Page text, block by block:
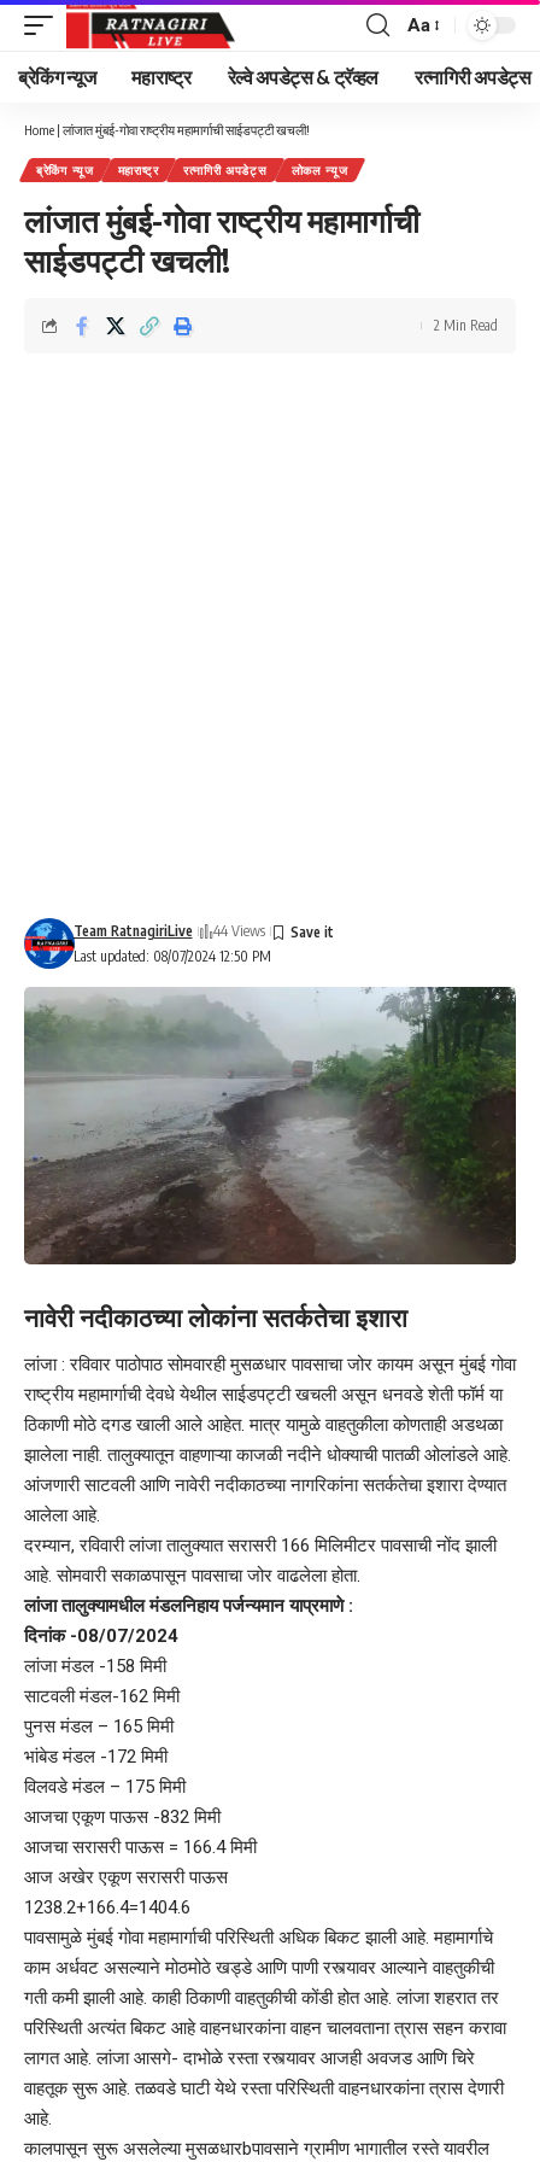
Font
Resizer
Aa
ब्रेकिंग न्यूज महाराष्ट्र रेल्वे अपडेट्स & ट्रॅव्हल रत्नागिरी अपडेट्स
Home | लांजात मुंबई-गोवा राष्ट्रीय महामार्गाची साईडपट्टी खचली!
ब्रेकिंग न्यूज महाराष्ट्र रत्नागिरी अपडेट्स लोकल न्यूज
लांजात मुंबई-गोवा राष्ट्रीय महामार्गाची
साईडपट्टी खचली!
Last updated: 08/07/2024 12:50 PM
Team RatnagiriLive 44 Views
2 Min Read
नावेरी नदीकाठच्या लोकांना सतर्कतेचा इशारा
लांजा : रविवार पाठोपाठ सोमवारही मुसळधार पावसाचा जोर कायम असून मुंबई गोवा
राष्ट्रीय महामार्गाची देवधे येथील साईडपट्टी खचली असून धनवडे शेती फॉर्म या
ठिकाणी मोठे दगड खाली आले आहेत. मात्र यामुळे वाहतुकीला कोणताही अडथळा
झालेला नाही. तालुक्यातून वाहणाऱ्या काजळी नदीने धोक्याची पातळी ओलांडले आहे.
आंजणारी साटवली आणि नावेरी नदीकाठच्या नागरिकांना सतर्कतेचा इशारा देण्यात
आलेला आहे.
दरम्यान, रविवारी लांजा तालुक्यात सरासरी 166 मिलिमीटर पावसाची नोंद झाली
आहे. सोमवारी सकाळपासून पावसाचा जोर वाढलेला होता.
लांजा तालुक्यामधील मंडलनिहाय पर्जन्यमान याप्रमाणे :
दिनांक -08/07/2024
लांजा मंडल -158 मिमी
साटवली मंडल-162 मिमी
पुनस मंडल – 165 मिमी
भांबेड मंडल -172 मिमी
विलवडे मंडल – 175 मिमी
आजचा एकूण पाऊस -832 मिमी
आजचा सरासरी पाऊस = 166.4 मिमी
आज अखेर एकूण सरासरी पाऊस
1238.2+166.4=1404.6
पावसामुळे मुंबई गोवा महामार्गाची परिस्थिती अधिक बिकट झाली आहे. महामार्गाचे
काम अर्धवट असल्याने मोठमोठे खड्डे आणि पाणी रस्त्यावर आल्याने वाहतुकीची
गती कमी झाली आहे. काही ठिकाणी वाहतुकीची कोंडी होत आहे. लांजा शहरात तर
परिस्थिती अत्यंत बिकट आहे वाहनधारकांना वाहन चालवताना त्रास सहन करावा
लागत आहे. लांजा आसगे- दाभोळे रस्ता रस्त्यावर आजही अवजड आणि चिरे
वाहतूक सुरू आहे. तळवडे घाटी येथे रस्ता परिस्थिती वाहनधारकांना त्रास देणारी
आहे.
कालपासून सुरू असलेल्या मुसळधारbपावसाने ग्रामीण भागातील रस्ते यावरील